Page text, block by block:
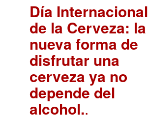
Día Internacional
de la Cerveza: la
nueva forma de
disfrutar una
cerveza ya no
depende del
alcohol..